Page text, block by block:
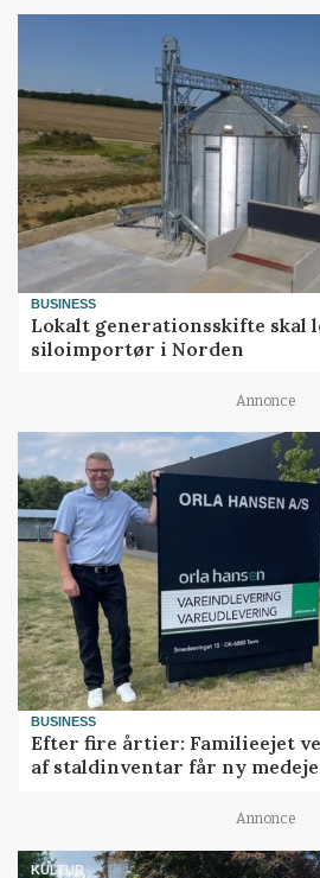
BUSINESS
Lokalt generationsskifte skal
siloimportør i Norden
Annonce
BUSINESS
Efter fire årtier: Familieejet
af staldinventar får ny
Annonce
KULTUR